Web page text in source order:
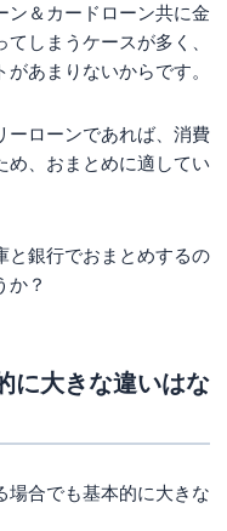
ン＆カードローン共に金
しまうケースが多く、
あまりないからです。
ーローンであれば、消費
め、おまとめに適してい
と銀行でおまとめするの
か？
に大きな違いはな
場合でも基本的に大きな